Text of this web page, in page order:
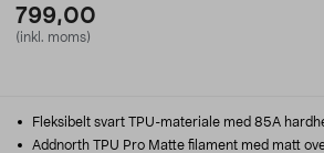
799,00
(inkl. moms)
Fleksibelt svart TPU-materiale med 85A
Addnorth TPU Pro Matte filament med matt